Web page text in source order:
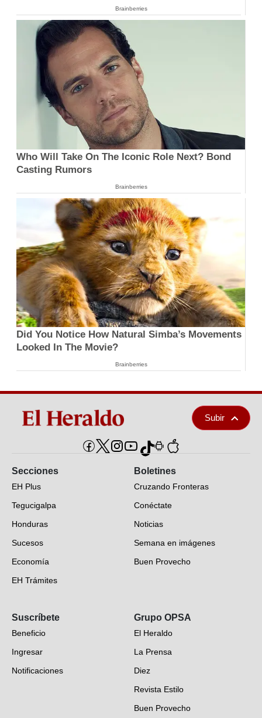
Brainberries
Who Will Take On The Iconic Role Next? Bond
Casting Rumors
Brainberries
Did You Notice How Natural Simba’s Movements
Looked In The Movie?
Brainberries
Subir
Secciones
EH Plus
Tegucigalpa
Honduras
Sucesos
Economía
EH Trámites
EH Verifica
Fotogalerías
Deportes
Videos
Boletines
Cruzando Fronteras
Conéctate
Noticias
Semana en imágenes
Buen Provecho
Suscríbete
Beneficio
Ingresar
Notificaciones
Grupo OPSA
El Heraldo
La Prensa
Diez
Revista Estilo
Buen Provecho